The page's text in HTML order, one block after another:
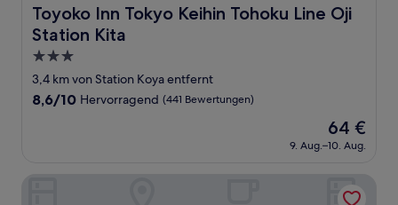
Toyoko Inn Tokyo Keihin Tohoku Line Oji
Station Kita
Toyoko Inn Tokyo Keihin Tohoku Line Oji Station Kita
3.0-
Sterne-
Unterkunft
3,4 km von Station Koya entfernt
8.6
Bewertungen)
8,6/10 Hervorragend (441 Bewertungen)
Der
Preis
beträgt
64 €
9. Aug.–10. Aug.